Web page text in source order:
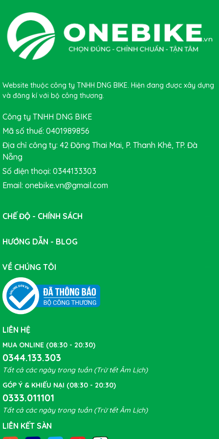
3. Sự thoải mái tốt hơn tương đương với một chuyến đi
tốt hơn: bạn có thể có một chiếc xe đạp nhanh nhất,
đẹp nhất trên thế giới, nhưng nếu yên xe không thoải
mái, những chuyến đi của bạn sẽ nhanh chóng trở thành
một cuộc hành trình đầy đau đớn và khó chịu.
4. Một chiếc yên mới có thể làm trẻ hóa một chiếc xe
đạp cũ và tăng hiệu suất khi tập luyện:
đạp của bạn đã được vài năm tuổi, một cách nhanh
chóng để "làm mới" nó là đổi yên xe.
Điểm nổi bật của Yên xe đạp FIZIK ARIONE 00
CARBON F1
Website thuộc công ty TNHH DNG BIKE. Hiện đang được xây dựng
và đăng kí với bộ công thương.
Công ty TNHH DNG BIKE
Mã số thuế: 0401989856
Địa chỉ công ty: 42 Đặng Thai Mai, P. Thanh Khê, TP. Đà
Nẵng
Số điện thoại: 0344133303
Email: onebike.vn@gmail.com
CHẾ ĐỘ - CHÍNH SÁCH
HƯỚNG DẪN - BLOG
VỀ CHÚNG TÔI
LIÊN HỆ
MUA ONLINE (08:30 - 20:30)
0344.133.303
Tất cả các ngày trong tuần (Trừ tết Âm Lịch)
GÓP Ý & KHIẾU NẠI (08:30 - 20:30)
0333.011101
Tất cả các ngày trong tuần (Trừ tết Âm Lịch)
LIÊN KẾT SÀN